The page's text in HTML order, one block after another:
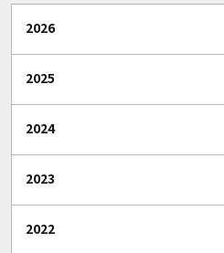
2026
2025
2024
2023
2022